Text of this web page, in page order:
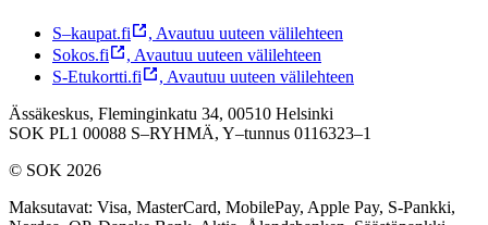
S–kaupat.fi , Avautuu uuteen välilehteen
Sokos.fi
, Avautuu uuteen välilehteen
S-Etukortti.fi
, Avautuu uuteen välilehteen
Ässäkeskus, Fleminginkatu 34, 00510 Helsinki
SOK PL1 00088 S–RYHMÄ, Y–tunnus 0116323–1
© SOK 2026
Maksutavat: Visa, MasterCard, MobilePay, Apple Pay, S-Pankki,